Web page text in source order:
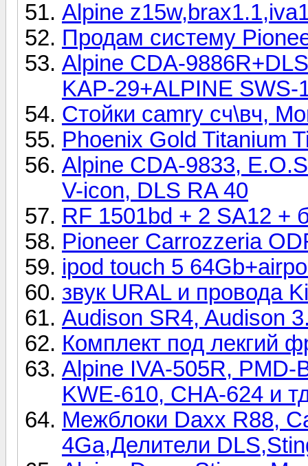
Alpine
Продам систему
Alpine CDA-
KAP-29+ALPINE SWS-
Стойки camry сч\вч,
Phoenix Gold Titanium
Alpine CDA-9833,
V-icon, DLS RA 40
RF 1501bd + 2 SA12 +
Pioneer Carrozzeria
ipod touch 5
звук URAL и провода
Audison SR4, Audison
Комплект под лекгий
Alpine IVA-505R, PMD-
KWE-610, CHA-624 и
Межблоки Daxx R88,
4Ga,Делители